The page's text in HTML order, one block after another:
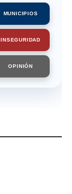
MUNICIPIOS
INSEGURIDAD
OPINIÓN